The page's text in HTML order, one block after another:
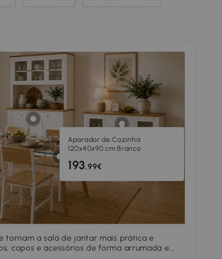
Aparador de Cozinha
120x40x90 cm Branco
193,99€
tornam a sala de jantar mais prática e
copos e acessórios de forma arrumada e